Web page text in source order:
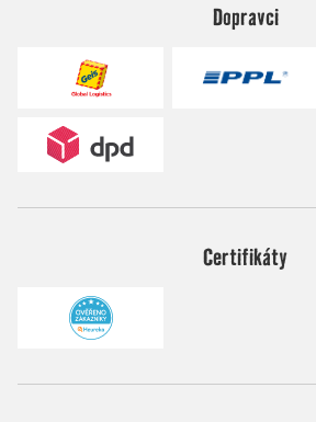
Dopravci
Certifikáty